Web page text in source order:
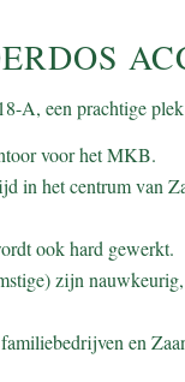
A, een prachtige
voor het MKB.
het centrum van
ook hard gewerkt.
zijn
en